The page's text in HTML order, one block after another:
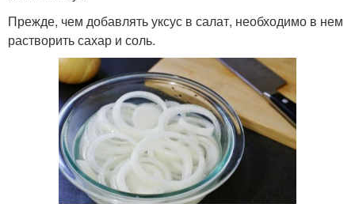
Прежде, чем добавлять уксус в салат, необходимо в нем
растворить сахар и соль.